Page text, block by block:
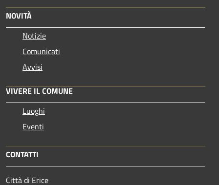
NOVITÀ
Notizie
Comunicati
Avvisi
VIVERE IL COMUNE
Luoghi
Eventi
CONTATTI
Città di Erice